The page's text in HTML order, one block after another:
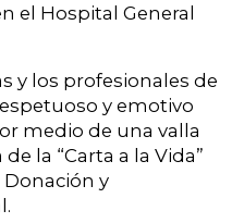
el Hospital General
y los profesionales de
y emotivo
medio de una valla
la “Carta a la Vida”
y